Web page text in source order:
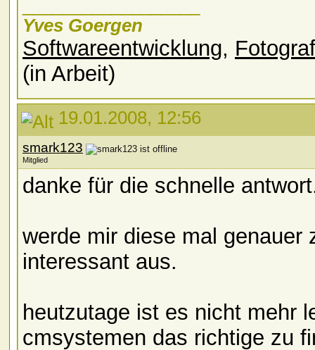
Yves Goergen
Softwareentwicklung,
(in Arbeit)
19.01.2008, 12:56
smark123
Mitglied
danke für die schnelle
werde mir diese mal genauer
interessant aus.
heutzutage ist es nicht mehr
cmsystemen das richtige zu